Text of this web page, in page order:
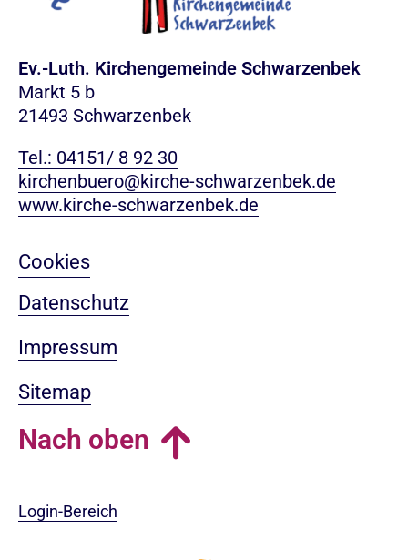
Ev.-Luth. Kirchengemeinde Schwarzenbek
Markt 5 b
21493 Schwarzenbek
Tel.: 04151/ 8 92 30
kirchenbuero@kirche-schwarzenbek.de
www.kirche-schwarzenbek.de
Cookies
Datenschutz
Impressum
Sitemap
Nach oben
Login-Bereich